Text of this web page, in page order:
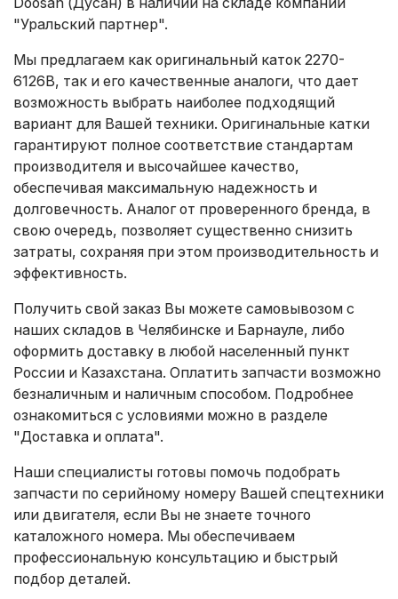
"Уральский партнер".
Мы предлагаем как оригинальный каток 2270-
6126B, так и его качественные аналоги, что дает
возможность выбрать наиболее подходящий
вариант для Вашей техники. Оригинальные катки
гарантируют полное соответствие стандартам
производителя и высочайшее качество,
обеспечивая максимальную надежность и
долговечность. Аналог от проверенного бренда, в
свою очередь, позволяет существенно снизить
затраты, сохраняя при этом производительность и
эффективность.
Получить свой заказ Вы можете самовывозом с
наших складов в Челябинске и Барнауле, либо
оформить доставку в любой населенный пункт
России и Казахстана. Оплатить запчасти возможно
безналичным и наличным способом. Подробнее
ознакомиться с условиями можно в разделе
"Доставка и оплата".
Наши специалисты готовы помочь подобрать
запчасти по серийному номеру Вашей спецтехники
или двигателя, если Вы не знаете точного
каталожного номера. Мы обеспечиваем
профессиональную консультацию и быстрый
подбор деталей.